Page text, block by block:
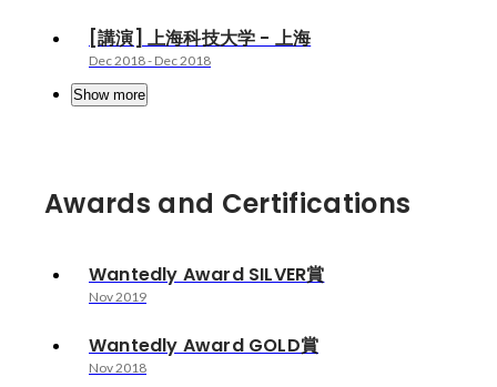
[講演] 上海科技大学 - 上海
Dec 2018- Dec 2018
Show more
Awards and Certifications
Wantedly Award SILVER賞
Nov 2019
Wantedly Award GOLD賞
Nov 2018